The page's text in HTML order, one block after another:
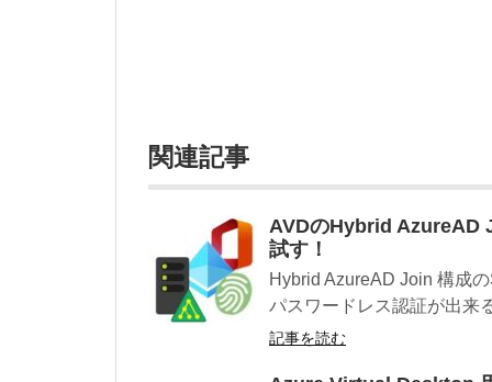
関連記事
AVDのHybrid AzureAD
試す！
Hybrid AzureAD Join 構成
パスワードレス認証が出来
記事を読む